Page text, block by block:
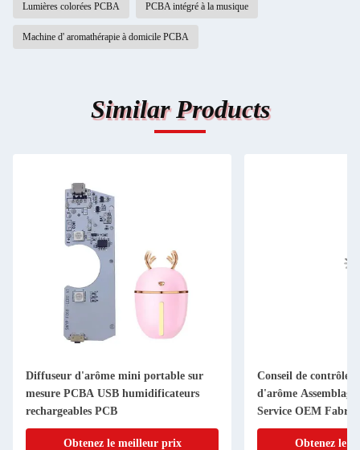
Lumières colorées PCBA PCBA intégré à la musique
Machine d' aromathérapie à domicile PCBA
Similar Products
Diffuseur d'arôme mini portable sur
mesure PCBA USB humidificateurs
rechargeables PCB
Obtenez le meilleur prix
Conseil de contrôle
d'arôme
Service OEM
moins cher
Obtenez le